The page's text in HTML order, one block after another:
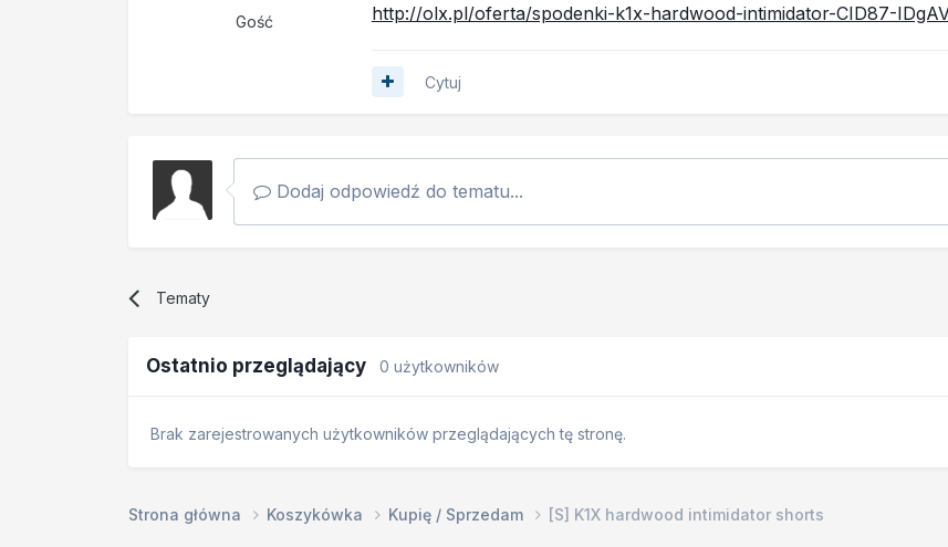
Gość http://olx.pl/oferta/spodenki-k1x-hardwood-intimidator-CID87-
Cytuj
Dodaj odpowiedź do tematu...
Tematy
Ostatnio przeglądający 0 użytkowników
Brak zarejestrowanych użytkowników przeglądających tę stronę.
Strona główna Koszykówka Kupię / Sprzedam [S] K1X hardwood intimidator shorts